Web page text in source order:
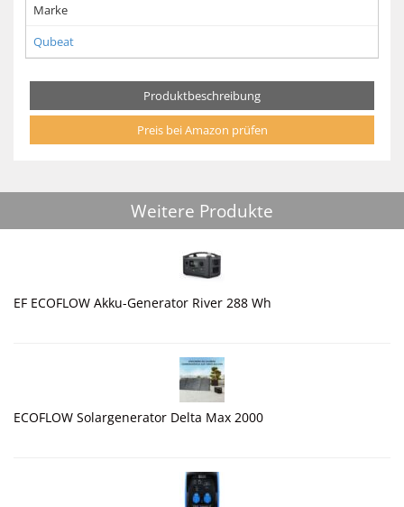
Marke
Qubeat
Produktbeschreibung
Preis bei Amazon prüfen
Weitere Produkte
EF ECOFLOW Akku-Generator River 288 Wh
ECOFLOW Solargenerator Delta Max 2000